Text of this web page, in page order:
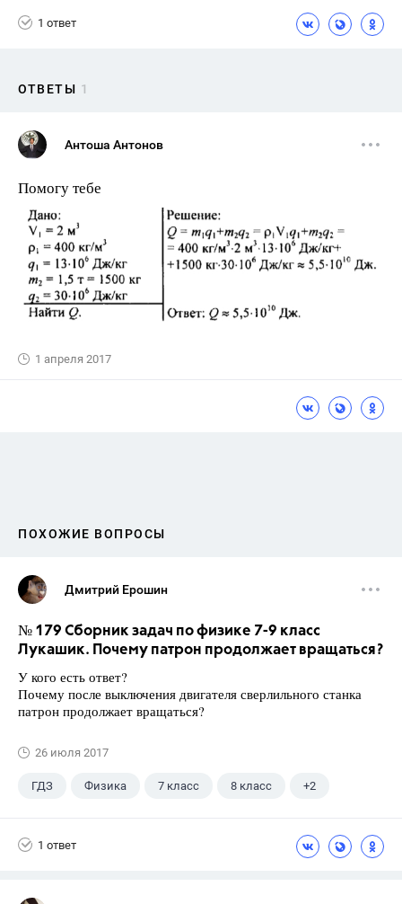
1 ответ
ОТВЕТЫ 1
Антоша Антонов
Помогу тебе
1 апреля 2017
ПОХОЖИЕ ВОПРОСЫ
Дмитрий Ерошин
№ 179 Сборник задач по физике 7-9 класс
Лукашик. Почему патрон продолжает вращаться?
У кого есть ответ?
Почему после выключения двигателя сверлильного станка
патрон продолжает вращаться?
26 июля 2017
ГДЗ Физика 7 класс 8 класс +2
1 ответ